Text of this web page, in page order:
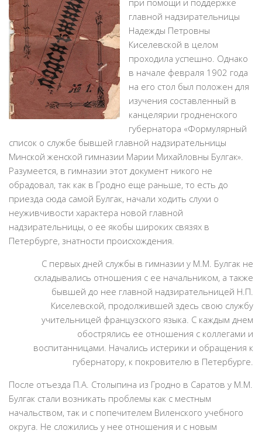
при помощи и поддержке
главной надзирательницы
Надежды Петровны
Киселевской в целом
проходила успешно. Однако
в начале февраля 1902 года
на его стол был положен для
изучения составленный в
канцелярии гродненского
губернатора «Формулярный
список о службе бывшей главной надзирательницы
Минской женской гимназии Марии Михайловны Булгак».
Разумеется, в гимназии этот документ никого не
обрадовал, так как в Гродно еще раньше, то есть до
приезда сюда самой Булгак, начали ходить слухи о
неуживчивости характера новой главной
надзирательницы, о ее якобы широких связях в
Петербурге, знатности происхождения.
С первых дней службы в гимназии у М.М. Булгак не
складывались отношения с ее начальником, а также
бывшей до нее главной надзирательницей Н.П.
Киселевской, продолжившей здесь свою службу
учительницей французского языка. С каждым днем
обострялись ее отношения с коллегами и
воспитанницами. Начались истерики и обращения к
губернатору, к покровителю в Петербурге.
После отъезда П.А. Столыпина из Гродно в Саратов у М.М.
Булгак стали возникать проблемы как с местным
начальством, так и с попечителем Виленского учебного
округа. Не сложились у нее отношения и с новым